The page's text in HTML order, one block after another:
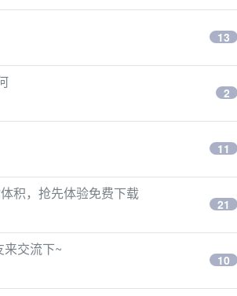
13
2
11
积，抢先体验免费下载
21
交流下~
10